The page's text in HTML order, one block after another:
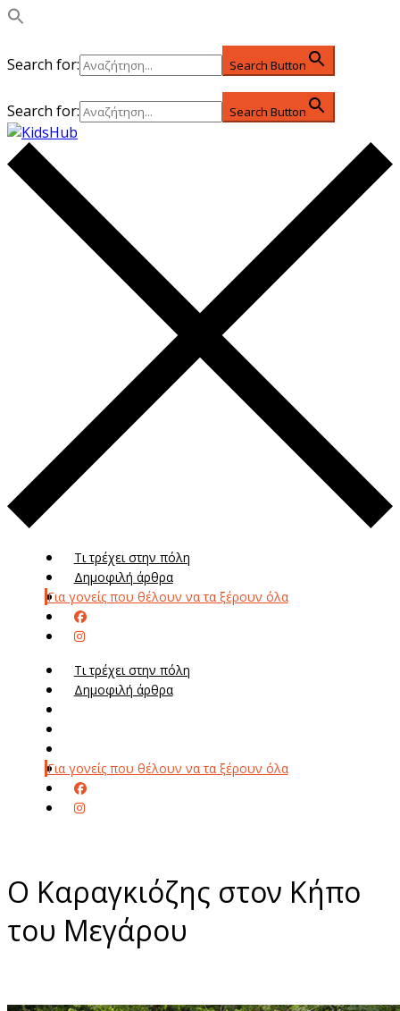
Search for: Search Button
Search for: Search Button
Τι τρέχει στην πόλη
Δημοφιλή άρθρα
Για γονείς που θέλουν να τα ξέρουν όλα
Τι τρέχει στην πόλη
Δημοφιλή άρθρα
Για γονείς που θέλουν να τα ξέρουν όλα
Ο Καραγκιόζης στον Κήπο
του Μεγάρου